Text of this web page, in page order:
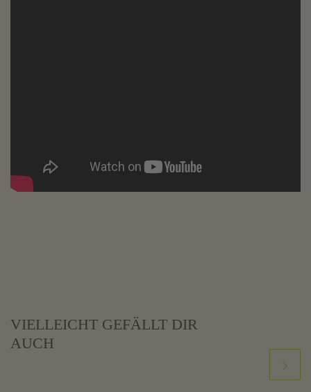
VIELLEICHT GEFÄLLT DIR
AUCH